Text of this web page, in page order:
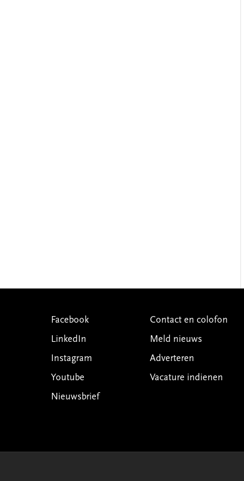
Facebook
LinkedIn
Instagram
Youtube
Nieuwsbrief
Contact en colofon
Meld nieuws
Adverteren
Vacature indienen